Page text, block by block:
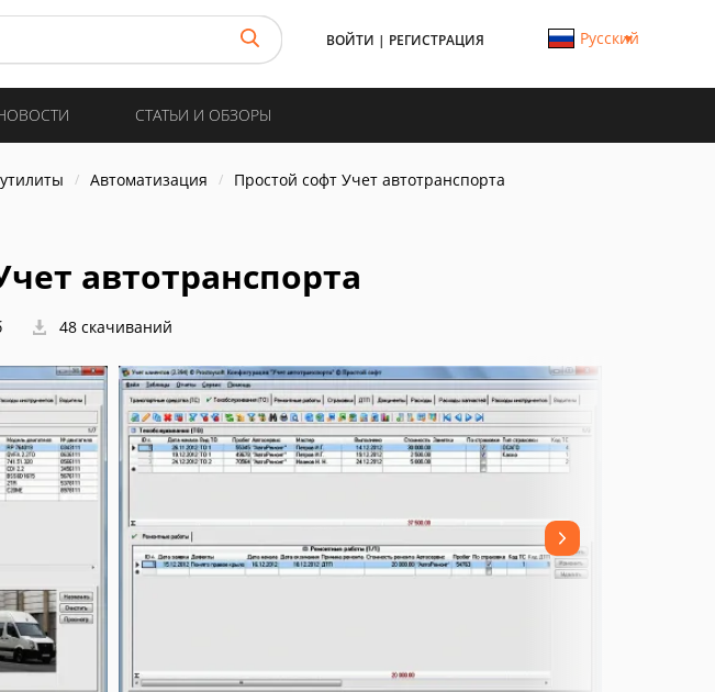
ВОЙТИ | РЕГИСТРАЦИЯ Русский
СТАТЬИ И ОБЗОРЫ
Автоматизация Простой софт Учет автотранспорта
автотранспорта
48 скачиваний